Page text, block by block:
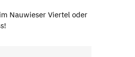
Nauwieser Viertel oder